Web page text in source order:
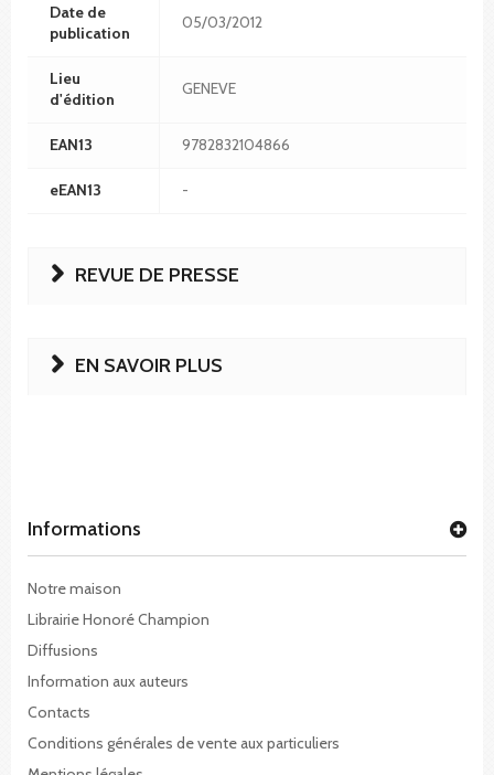
Date de
publication
05/03/2012
Lieu
d'édition
GENEVE
EAN13 9782832104866
eEAN13 -
REVUE DE PRESSE
EN SAVOIR PLUS
Informations
Notre maison
Librairie Honoré Champion
Diffusions
Information aux auteurs
Contacts
Conditions générales de vente aux particuliers